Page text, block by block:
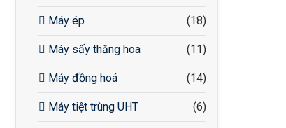
Máy ép (18)
Máy sấy thăng hoa (11)
Máy đồng hoá (14)
Máy tiệt trùng UHT (6)